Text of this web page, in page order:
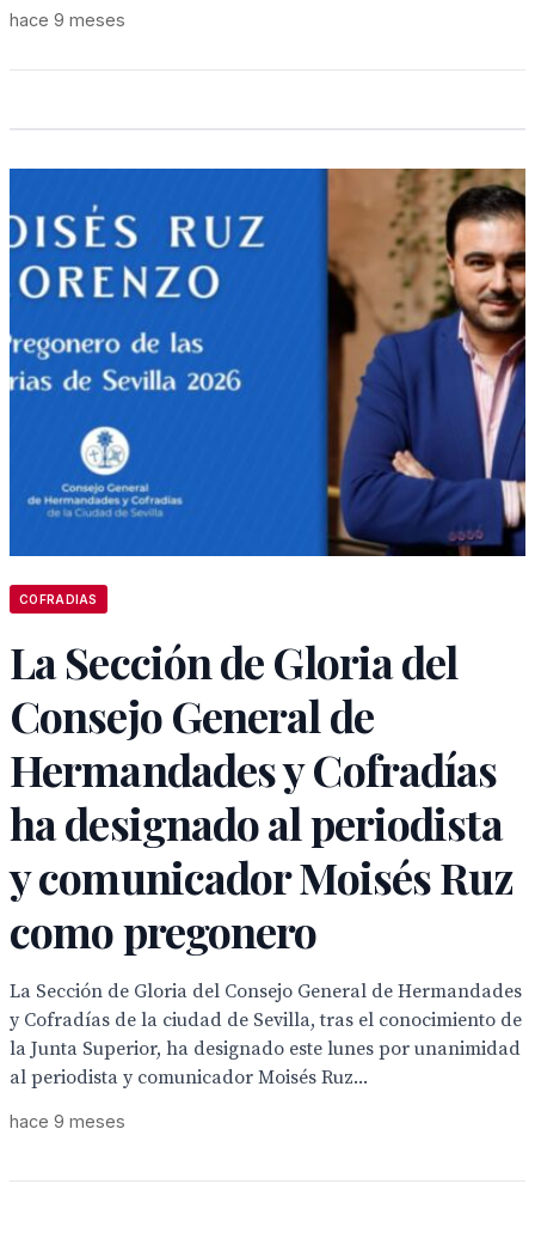
hace 9 meses
COFRADIAS
La Sección de Gloria del
Consejo General de
Hermandades y Cofradías
ha designado al periodista
y comunicador Moisés Ruz
como pregonero
La Sección de Gloria del Consejo General de Hermandades
y Cofradías de la ciudad de Sevilla, tras el conocimiento de
la Junta Superior, ha designado este lunes por unanimidad
al periodista y comunicador Moisés Ruz...
hace 9 meses